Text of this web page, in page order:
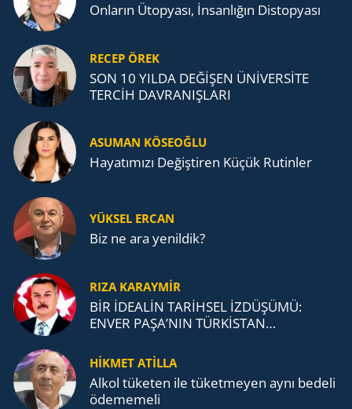
Onların Ütopyası, İnsanlığın Distopyası
RECEP ÖREK
SON 10 YILDA DEĞİŞEN ÜNİVERSİTE
TERCİH DAVRANIŞLARI
ASUMAN KÖSEOĞLU
Ha­ya­tı­mı­zı De­ğiş­ti­ren Küçük Ru­tin­ler
YÜKSEL ERCAN
Biz ne ara yenildik?
RIZA KARAYMIR
BİR İDEALİN TARİHSEL İZDÜŞÜMÜ:
ENVER PAŞA’NIN TÜRKİSTAN
TEŞKİLATI’NA UZANAN MİRASI
HİKMET ATİLLA
Alkol tü­ke­ten ile tü­ket­me­yen aynı be­de­li
öde­me­me­li